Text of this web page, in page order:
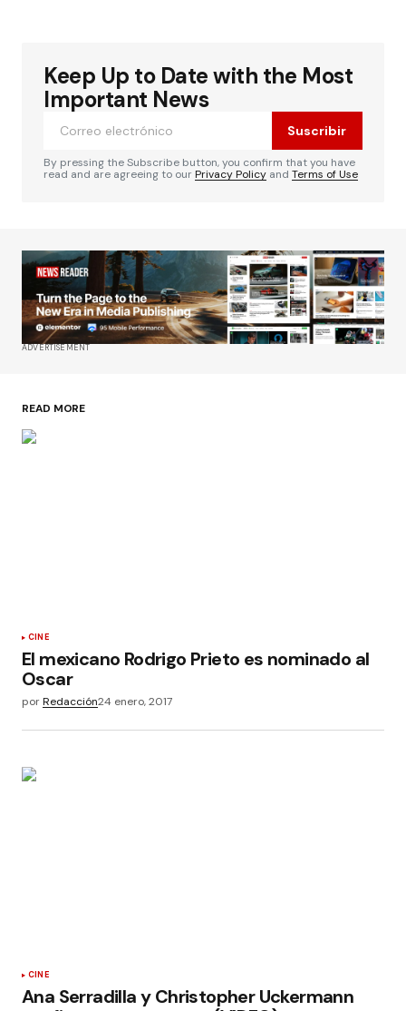
Keep Up to Date with the Most
Important News
Suscribir
By pressing the Subscribe button, you confirm that you have
read and are agreeing to ourPrivacy Policy and Terms of Use
ADVERTISEMENT
READ MORE
CINE
El mexicano Rodrigo Prieto es nominado al
Oscar
porRedacción24 enero, 2017
CINE
Ana Serradilla y Christopher Uckermann